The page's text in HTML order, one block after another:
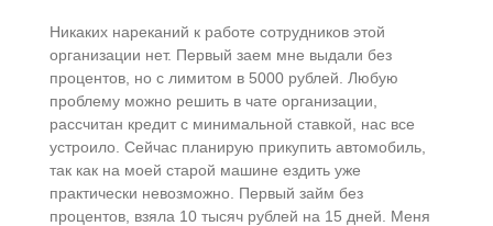
Никаких нареканий к работе сотрудников этой
организации нет. Первый заем мне выдали без
процентов, но с лимитом в 5000 рублей. Любую
проблему можно решить в чате организации,
рассчитан кредит с минимальной ставкой, нас все
устроило. Сейчас планирую прикупить автомобиль,
так как на моей старой машине ездить уже
практически невозможно. Первый займ без
процентов, взяла 10 тысяч рублей на 15 дней. Меня